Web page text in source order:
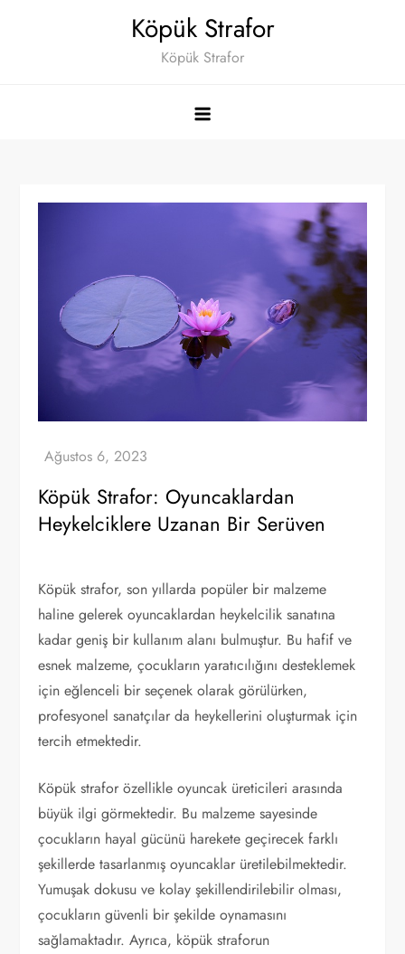
Köpük Strafor
Köpük Strafor
Köpük Strafor: Oyuncaklardan
Heykelciklere Uzanan Bir Serüven
Köpük strafor, son yıllarda popüler bir malzeme
haline gelerek oyuncaklardan heykelcilik sanatına
kadar geniş bir kullanım alanı bulmuştur. Bu hafif ve
esnek malzeme, çocukların yaratıcılığını desteklemek
için eğlenceli bir seçenek olarak görülürken,
profesyonel sanatçılar da heykellerini oluşturmak için
tercih etmektedir.
Köpük strafor özellikle oyuncak üreticileri arasında
büyük ilgi görmektedir. Bu malzeme sayesinde
çocukların hayal gücünü harekete geçirecek farklı
şekillerde tasarlanmış oyuncaklar üretilebilmektedir.
Yumuşak dokusu ve kolay şekillendirilebilir olması,
çocukların güvenli bir şekilde oynamasını
sağlamaktadır. Ayrıca, köpük straforun